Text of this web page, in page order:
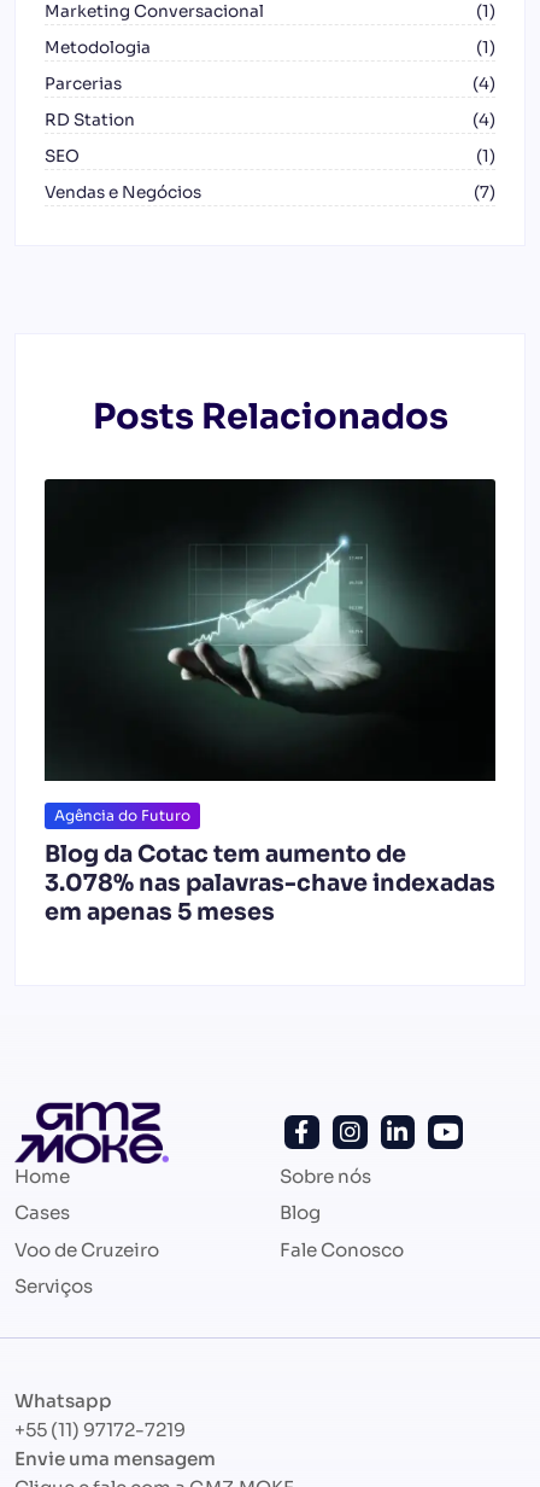
Marketing Conversacional
(1)
Metodologia
(1)
Parcerias
(4)
RD Station
(4)
SEO
(1)
Vendas e Negócios
(7)
Posts Relacionados
Agência do Futuro
Blog da Cotac tem aumento de
3.078% nas palavras-chave indexadas
em apenas 5 meses
Home
Cases
Voo de Cruzeiro
Serviços
Sobre nós
Blog
Fale Conosco
Whatsapp
+55 (11) 97172-7219
Envie uma mensagem